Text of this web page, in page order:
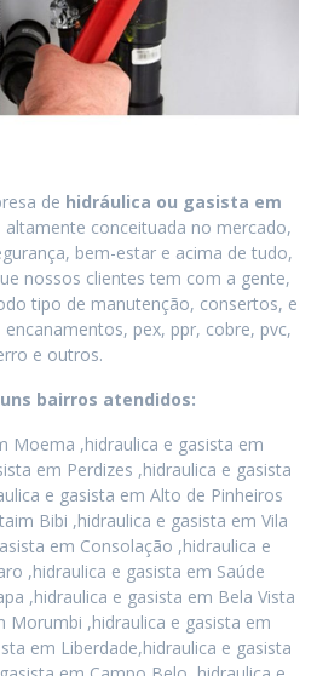
de hidráulica ou gasista em
conceituada no mercado,
bem-estar e acima de tudo,
nossos clientes tem com a gente,
tipo de manutenção, consertos, e
pex, ppr, cobre, pvc,
e outros.
bairros atendidos:
Moema ,hidraulica e gasista em
em Perdizes ,hidraulica e gasista
e gasista em Alto de Pinheiros
Bibi ,hidraulica e gasista em Vila
em Consolação ,hidraulica e
,hidraulica e gasista em Saúde
,hidraulica e gasista em Bela Vista
Morumbi ,hidraulica e gasista em
em Liberdade,hidraulica e gasista